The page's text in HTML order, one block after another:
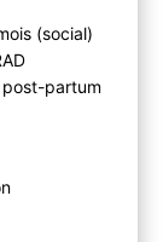
(social)
partum